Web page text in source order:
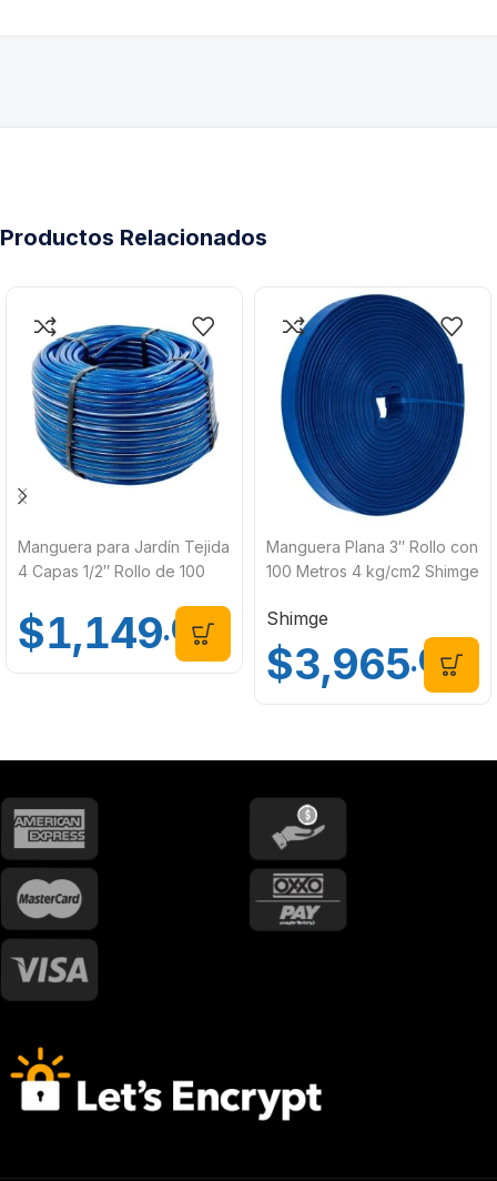
Productos Relacionados
Manguera para Jardín Tejida
4 Capas 1/2″ Rollo de 100
$1,149.00
Manguera Plana 3″ Rollo con
100 Metros 4 kg/cm2 Shimge
Shimge
$3,965.00